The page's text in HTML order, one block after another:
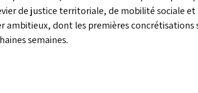
de justice territoriale, de mobilité sociale
ambitieux, dont les premières concrétisations
semaines.